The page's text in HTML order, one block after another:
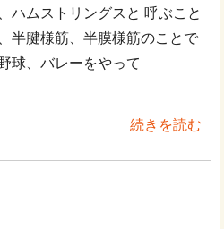
ハムストリングスと 呼ぶこと
半腱様筋、半膜様筋のことで
球、バレーをやって
続きを読む